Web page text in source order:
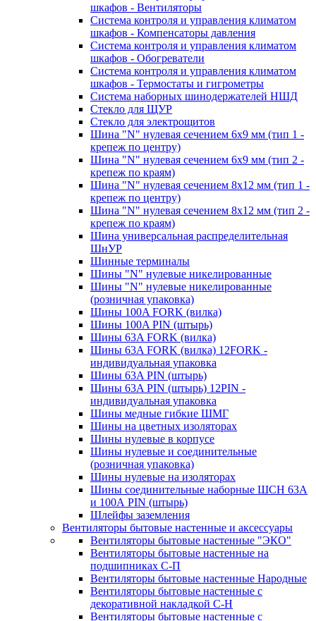
шкафов - Вентиляторы
Система контроля и управления климатом
шкафов - Компенсаторы давления
Система контроля и управления климатом
шкафов - Обогреватели
Система контроля и управления климатом
шкафов - Термостаты и гигрометры
Система наборных шинодержателей НШД
Стекло для ЩУР
Стекло для электрощитов
Шина "N" нулевая сечением 6х9 мм (тип 1 -
крепеж по центру)
Шина "N" нулевая сечением 6х9 мм (тип 2 -
крепеж по краям)
Шина "N" нулевая сечением 8х12 мм (тип 1 -
крепеж по центру)
Шина "N" нулевая сечением 8х12 мм (тип 2 -
крепеж по краям)
Шина универсальная распределительная
ШнУР
Шинные терминалы
Шины "N" нулевые никелированные
Шины "N" нулевые никелированные
(розничная упаковка)
Шины 100A FORK (вилка)
Шины 100A PIN (штырь)
Шины 63A FORK (вилка)
Шины 63A FORK (вилка) 12FORK -
индивидуальная упаковка
Шины 63A PIN (штырь)
Шины 63A PIN (штырь) 12PIN -
индивидуальная упаковка
Шины медные гибкие ШМГ
Шины на цветных изоляторах
Шины нулевые в корпусе
Шины нулевые и соединительные
(розничная упаковка)
Шины нулевые на изоляторах
Шины соединительные наборные ШСН 63A
и 100А PIN (штырь)
Шлейфы заземления
Вентиляторы бытовые настенные и аксессуары
Вентиляторы бытовые настенные "ЭКО"
Вентиляторы бытовые настенные на
подшипниках С-П
Вентиляторы бытовые настенные Народные
Вентиляторы бытовые настенные с
декоративной накладкой С-Н
Вентиляторы бытовые настенные с